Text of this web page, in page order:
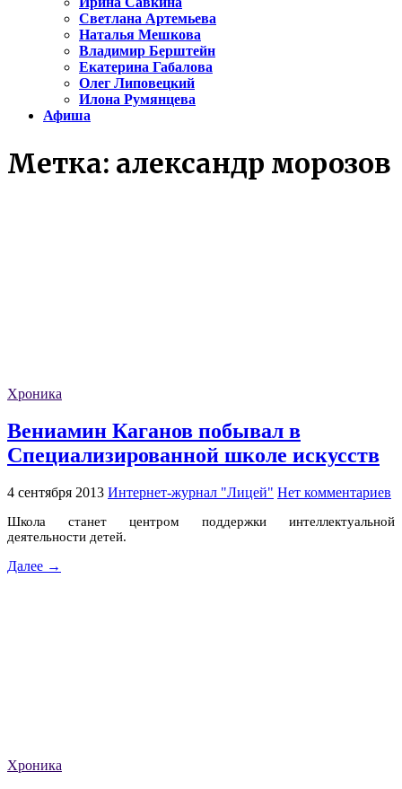
Светлана Артемьева
Наталья Мешкова
Владимир Берштейн
Екатерина Габалова
Олег Липовецкий
Илона Румянцева
Афиша
Метка: александр морозов
Хроника
Вениамин Каганов побывал в
Специализированной школе искусств
4 сентября 2013 Интернет-журнал "Лицей" Нет комментариев
Школа станет центром поддержки интеллектуальной
деятельности детей.
Далее →
Хроника